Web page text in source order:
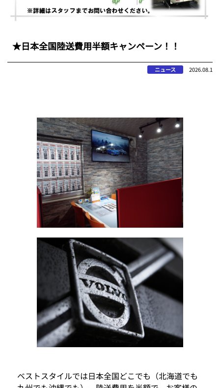
★日本全国陸送費用半額キャンペーン！！
ニュース 2026.08.1
ベストスタイルでは日本全国どこでも（北海道でも